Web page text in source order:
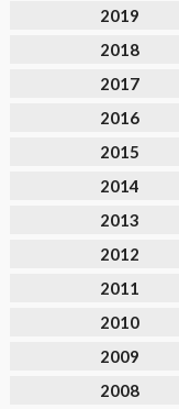
2019
2018
2017
2016
2015
2014
2013
2012
2011
2010
2009
2008